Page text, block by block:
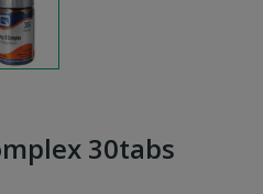
30tabs